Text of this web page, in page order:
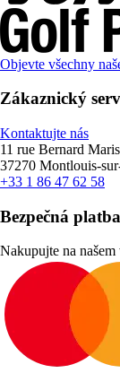
Objevte všechny
Zákaznický
Kontaktujte nás
11 rue Bernard Maris
37270 Montlouis-
+33 1 86 47 62 58
Bezpečná platba
Nakupujte na